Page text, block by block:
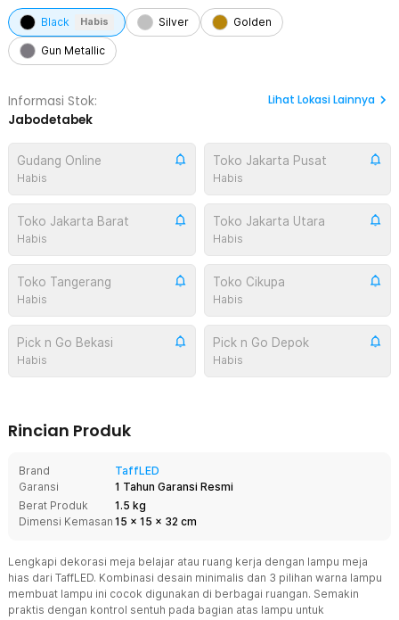
Black Habis Silver Golden
Gun Metallic
Informasi Stok:
Jabodetabek
Lihat Lokasi Lainnya
Gudang Online
Habis
Toko Jakarta Pusat
Habis
Toko Jakarta Barat
Habis
Toko Jakarta Utara
Habis
Toko Tangerang
Habis
Toko Cikupa
Habis
Pick n Go Bekasi
Habis
Pick n Go Depok
Habis
Rincian Produk
Brand
TaffLED
Garansi
1 Tahun Garansi Resmi
Berat Produk
1.5 kg
Dimensi Kemasan 15 x 15 x 32 cm
Lengkapi dekorasi meja belajar atau ruang kerja dengan lampu meja
hias dari TaffLED. Kombinasi desain minimalis dan 3 pilihan warna lampu
membuat lampu ini cocok digunakan di berbagai ruangan. Semakin
praktis dengan kontrol sentuh pada bagian atas lampu untuk